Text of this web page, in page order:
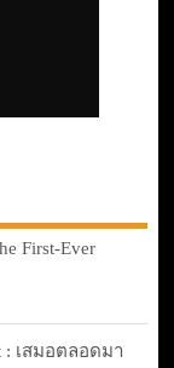
First-Ever
: เสมอตลอดมา